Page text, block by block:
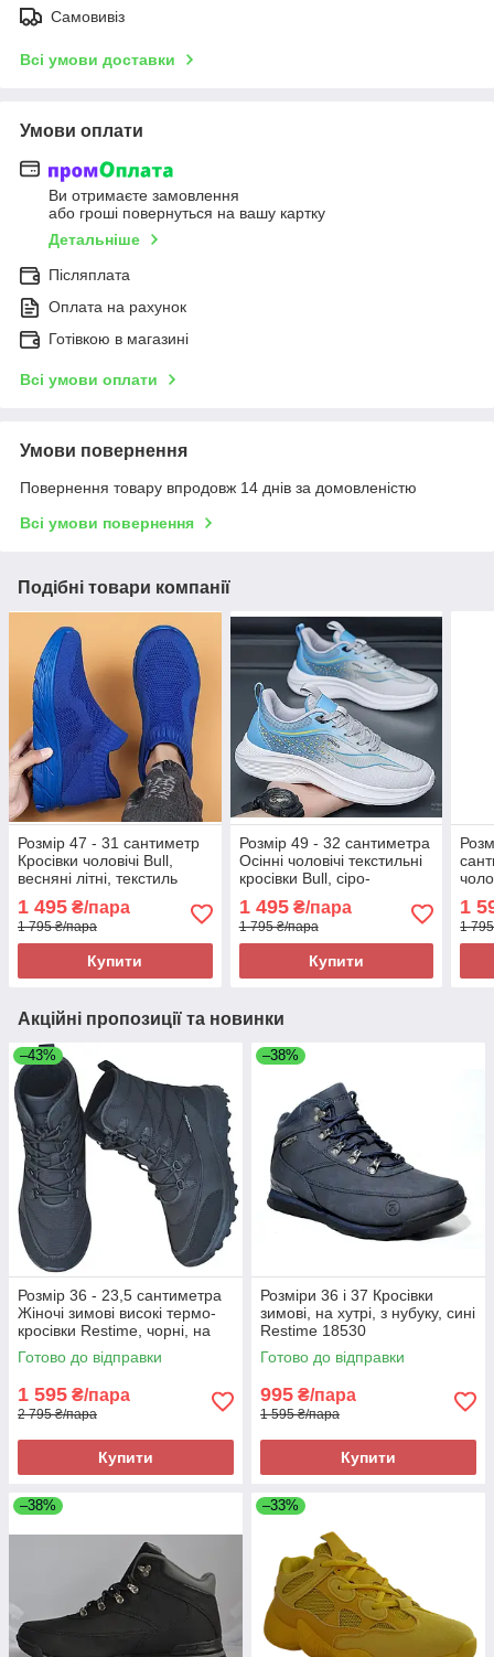
Самовивіз
Всі умови доставки
Умови оплати
Ви отримаєте замовлення
або гроші повернуться на вашу картку
Детальніше
Післяплата
Оплата на рахунок
Готівкою в магазині
Всі умови оплати
Умови повернення
Повернення товару впродовж 14 днів за домовленістю
Всі умови повернення
Подібні товари компанії
Розмір 47 - 31 сантиметр
Кросівки чоловічі Bull,
весняні літні, текстиль
піни, легкі і зручні
1 495 ₴/пара
1 795 ₴/пара
Купити
Розмір 49 - 32 сантиметра
Осінні чоловічі текстильні
кросівки Bull, сіро-
легкі і зручні
1 495₴/пара
1 795 ₴/пара
Купити
1
1
Акційні пропозиції та новинки
–43%
Розмір 36 - 23,5 сантиметра
Жіночі зимові високі термо-
кросівки Restime, чорні, на
підошві з піни, легкі та зручні
Готово до відправки
1 595 ₴/пара
2 795 ₴/пара
Купити
–38%
Розміри 36 і 37 Кросівки
зимові, на хутрі, з нубуку, сині
Restime 18530
Готово до відправки
995 ₴/пара
1 595 ₴/пара
Купити
–38% –33%